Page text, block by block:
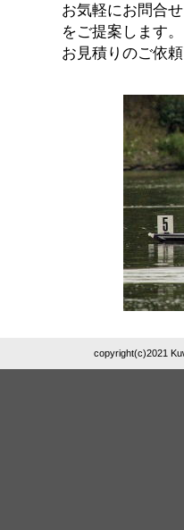
お気軽にお問合
をご提案します。
お見積りのご依
copyright(c)2021